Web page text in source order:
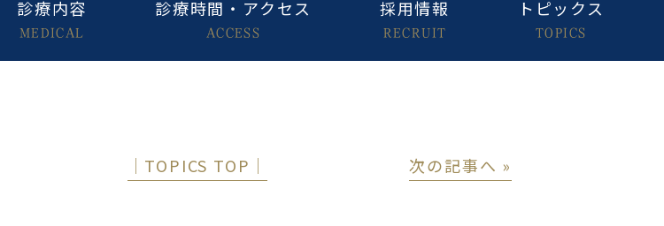
診療内容
MEDICAL
診療時間・アクセス
ACCESS
採用情報
RECRUIT
トピックス
TOPICS
│TOPICS TOP│ 次の記事へ »